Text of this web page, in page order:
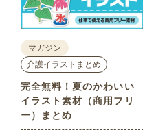
マガジン
介護イラストまとめ
…
完全無料！夏のかわいい
イラスト素材（商用フリ
ー）まとめ